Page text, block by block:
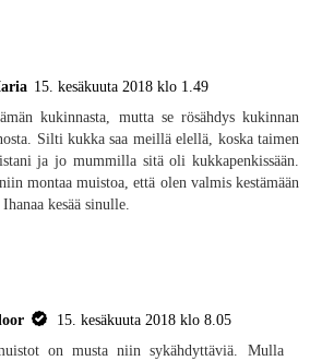
15. kesäkuuta 2018 klo 1.49
kukinnasta, mutta se rösähdys kukinnan
Silti kukka saa meillä elellä, koska taimen
ja jo mummilla sitä oli kukkapenkissään.
montaa muistoa, että olen valmis kestämään
kesää sinulle.
15. kesäkuuta 2018 klo 8.05
on musta niin sykähdyttäviä. Mulla